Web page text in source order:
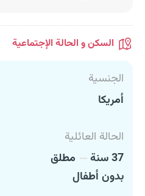
السكن و الحالة الإجتماعية
الجنسية
أمريكا
الحالة العائلية
37 سنة
مطلق
بدون أطفال